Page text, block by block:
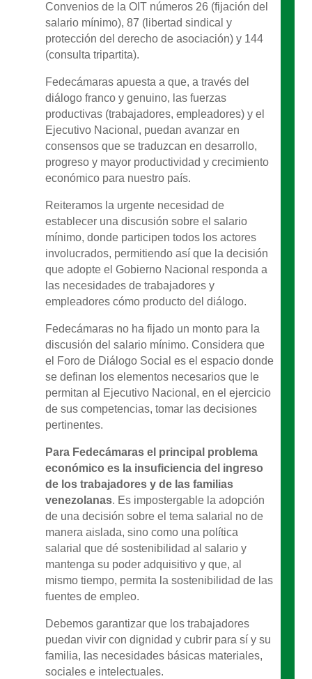
Convenios de la OIT números 26 (fijación del
salario mínimo), 87 (libertad sindical y
protección del derecho de asociación) y 144
(consulta tripartita).
Fedecámaras apuesta a que, a través del
diálogo franco y genuino, las fuerzas
productivas (trabajadores, empleadores) y el
Ejecutivo Nacional, puedan avanzar en
consensos que se traduzcan en desarrollo,
progreso y mayor productividad y crecimiento
económico para nuestro país.
Reiteramos la urgente necesidad de
establecer una discusión sobre el salario
mínimo, donde participen todos los actores
involucrados, permitiendo así que la decisión
que adopte el Gobierno Nacional responda a
las necesidades de trabajadores y
empleadores cómo producto del diálogo.
Fedecámaras no ha fijado un monto para la
discusión del salario mínimo. Considera que
el Foro de Diálogo Social es el espacio donde
se definan los elementos necesarios que le
permitan al Ejecutivo Nacional, en el ejercicio
de sus competencias, tomar las decisiones
pertinentes.
Para Fedecámaras el principal problema
económico es la insuficiencia del ingreso
de los trabajadores y de las familias
venezolanas. Es impostergable la adopción
de una decisión sobre el tema salarial no de
manera aislada, sino como una política
salarial que dé sostenibilidad al salario y
mantenga su poder adquisitivo y que, al
mismo tiempo, permita la sostenibilidad de las
fuentes de empleo.
Debemos garantizar que los trabajadores
puedan vivir con dignidad y cubrir para sí y su
familia, las necesidades básicas materiales,
sociales e intelectuales.